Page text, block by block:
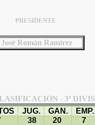
PRESIDENTE
José Román Ramírez
- 3ª
JUG. GAN. EMP.
38 20 7